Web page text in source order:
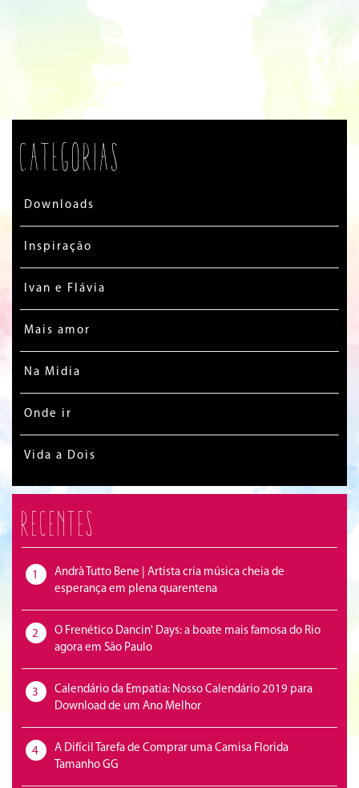
Categorias
Downloads
Inspiração
Ivan e Flávia
Mais amor
Na Midia
Onde ir
Vida a Dois
Recentes
1
Andrà Tutto Bene | Artista cria música cheia de
esperança em plena quarentena
2
O Frenético Dancin' Days: a boate mais famosa do Rio
agora em São Paulo
3
Calendário da Empatia: Nosso Calendário 2019 para
Download de um Ano Melhor
4
A Difícil Tarefa de Comprar uma Camisa Florida
Tamanho GG